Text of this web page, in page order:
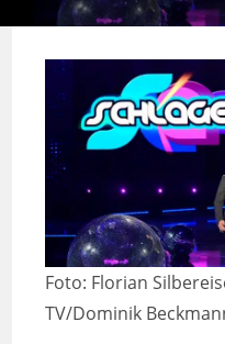
Foto: Florian
TV/Dominik